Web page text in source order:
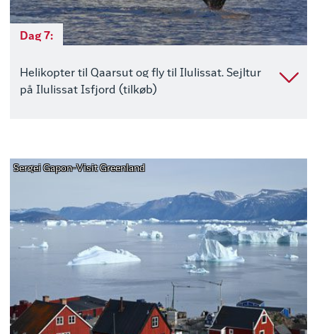
Dag 7:
Helikopter til Qaarsut og fly til Ilulissat. Sejltur
på Ilulissat Isfjord (tilkøb)
Sergei Gapon-Visit Greenland